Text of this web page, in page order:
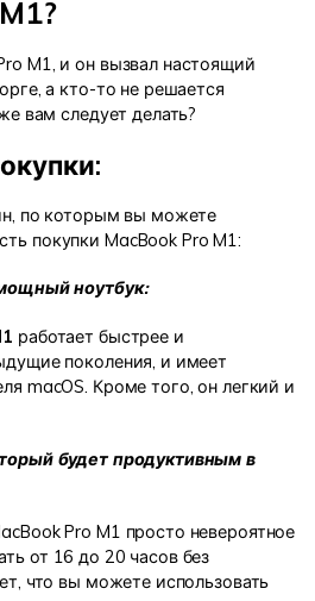
M1, и он вызвал настоящий
а кто-то не решается
вам следует делать?
по которым вы можете
покупки MacBook Pro M1:
ноутбук:
работает быстрее и
поколения, и имеет
macOS. Кроме того, он легкий и
будет продуктивным в
Pro M1 просто невероятное
от 16 до 20 часов без
что вы можете использовать